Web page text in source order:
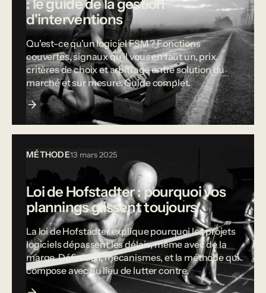
: le guide de la gestion
d'interventions
Qu'est-ce qu'un logiciel FSM ? Fonctions
couvertes, signaux qu'il vous en faut un, prix,
critères de choix et arbitrage entre solution du
marché et sur mesure. Guide complet.
MÉTHODE13 mars 2025
Loi de Hofstadter : pourquoi vos
plannings glissent toujours
La loi de Hofstadter explique pourquoi les projets
logiciels dépassent les délais, même avec de la
marge. Définition, mécanismes, et la méthode qui
compose avec au lieu de lutter contre.